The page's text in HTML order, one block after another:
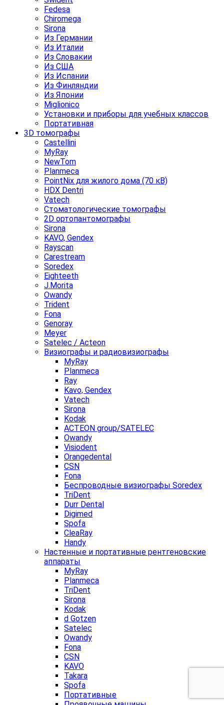
Fedesa
Chiromega
Sirona
Из Германии
Из Италии
Из Словакии
Из США
Из Испании
Из Финляндии
Из Японии
Miglionico
Установки и приборы для учебных классов
Портативная
3D томографы
Castellini
MyRay
NewTom
Planmeca
PointNix для жилого дома (70 кВ)
HDX Dentri
Vatech
Стоматологические томографы
2D ортопантомографы
Sirona
KAVO, Gendex
Rayscan
Carestream
Soredex
Eighteeth
J.Morita
Owandy
Trident
Fona
Genoray
Meyer
Satelec / Acteon
Визиографы и радиовизиографы
MyRay
Planmeca
Ray
Kavo, Gendex
Vatech
Sirona
Kodak
ACTEON group/SATELEC
Owandy
Visiodent
Orangedental
CSN
Fona
Беспроводные визиографы Soredex
TriDent
Durr Dental
Digimed
Spofa
CleaRay
Handy
Настенные и портативные рентгеновские
аппараты
MyRay
Planmeca
TriDent
Sirona
Kodak
d Gotzen
Satelec
Owandy
Fona
CSN
KAVO
Takara
Spofa
Портативные